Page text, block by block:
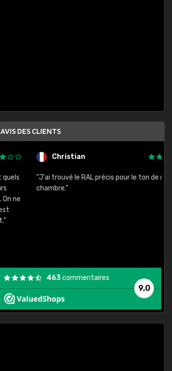
AVIS DES CLIENTS
Christian
"J'ai trouvé le RAL précis pour le ton de ma
chambre."
9,0
463commentaires